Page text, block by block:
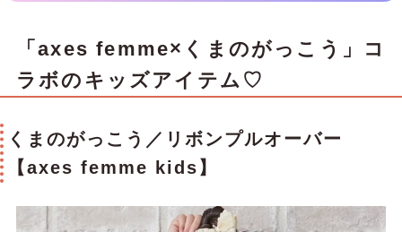
「axes femme×くまのがっこう」コ
ラボのキッズアイテム♡
くまのがっこう／リボンプルオーバー
【axes femme kids】